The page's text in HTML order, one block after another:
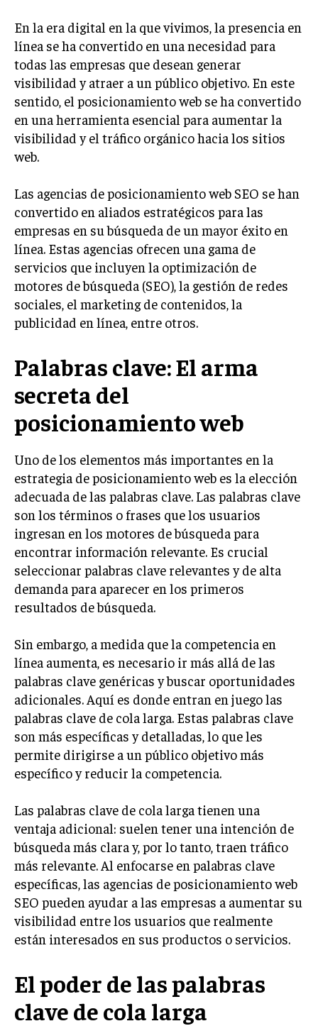
LIFESTYLE
MARKETING
ESTRATEGIAS DE MARKETING
AGENCIAS DE MARKETING
AGENCIAS DE POSICIONAMIENTO WEB SEO
VENTA DE ENLACES
MARKETING DIGITAL
VENTAS Y PERSUASIÓN
GESTIÓN DE PRODUCTOS
COMUNICACIÓN CORPORATIVA
INVESTIGACIÓN DE MERCADO
ANÁLISIS DE COMPETENCIA
EMPRENDIMIENTO
INNOVACIÓN EMPRESARIAL
GESTIÓN DEL CAMBIO
HABILIDADES DIRECTIVAS
EMPRENDIMIENTO
PLANIFICACIÓN EMPRESARIAL
FINANZAS
FINANZAS Y CONTABILIDAD
GESTIÓN DE RECURSOS FINANCIEROS
INVERSIONES Y MERCADOS FINANCIEROS
CONTABILIDAD EMPRESARIAL
ECONOMÍA EMPRESARIAL
INTERNACIONAL
NEGOCIOS INTERNACIONALES
COMERCIO INTERNACIONAL
IMPORTACIÓN Y EXPORTACIÓN
ALIANZAS ESTRATÉGICAS
En la era digital en la que vivimos, la presencia en
línea se ha convertido en una necesidad para
todas las empresas que desean generar
visibilidad y atraer a un público objetivo. En este
sentido, el posicionamiento web se ha convertido
en una herramienta esencial para aumentar la
visibilidad y el tráfico orgánico hacia los sitios
web.
Las agencias de posicionamiento web SEO se han
convertido en aliados estratégicos para las
empresas en su búsqueda de un mayor éxito en
línea. Estas agencias ofrecen una gama de
servicios que incluyen la optimización de
motores de búsqueda (SEO), la gestión de redes
sociales, el marketing de contenidos, la
publicidad en línea, entre otros.
Palabras clave: El arma
secreta del
posicionamiento web
Uno de los elementos más importantes en la
estrategia de posicionamiento web es la elección
adecuada de las palabras clave. Las palabras clave
son los términos o frases que los usuarios
ingresan en los motores de búsqueda para
encontrar información relevante. Es crucial
seleccionar palabras clave relevantes y de alta
demanda para aparecer en los primeros
resultados de búsqueda.
Sin embargo, a medida que la competencia en
línea aumenta, es necesario ir más allá de las
palabras clave genéricas y buscar oportunidades
adicionales. Aquí es donde entran en juego las
palabras clave de cola larga. Estas palabras clave
son más específicas y detalladas, lo que les
permite dirigirse a un público objetivo más
específico y reducir la competencia.
Las palabras clave de cola larga tienen una
ventaja adicional: suelen tener una intención de
búsqueda más clara y, por lo tanto, traen tráfico
más relevante. Al enfocarse en palabras clave
específicas, las agencias de posicionamiento web
SEO pueden ayudar a las empresas a aumentar su
visibilidad entre los usuarios que realmente
están interesados en sus productos o servicios.
El poder de las palabras
clave de cola larga